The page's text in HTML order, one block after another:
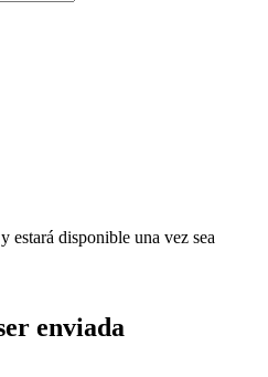
estará disponible una vez sea
enviada